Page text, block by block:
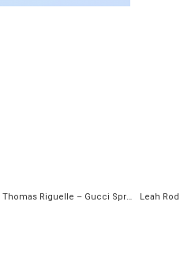
Thomas Riguelle – Gucci Spring 2018 Ready-to-Wear